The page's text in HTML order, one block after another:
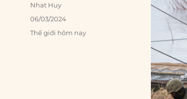
Author
Nhat Huy
Posted
on
06/03/2024
Categories
Thế giới hôm nay